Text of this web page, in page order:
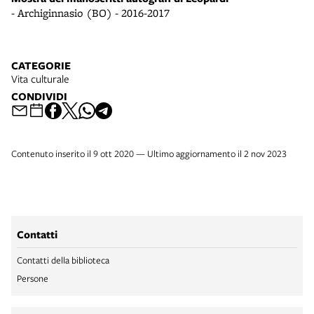
- Archiginnasio (BO) - 2016-2017
CATEGORIE
Vita culturale
CONDIVIDI
Contenuto inserito il 9 ott 2020 — Ultimo aggiornamento il 2 nov 2023
Contatti
Contatti della biblioteca
Persone